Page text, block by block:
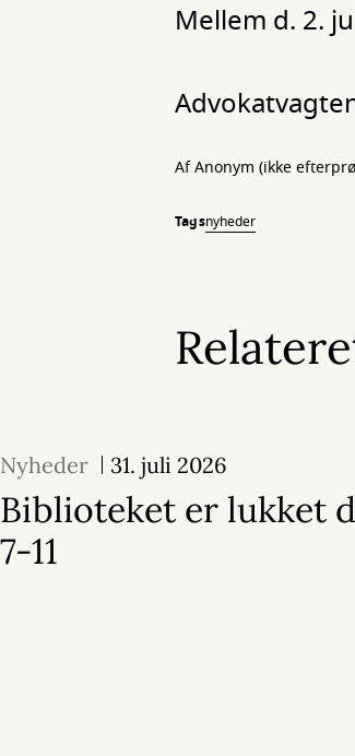
Mellem d. 2.
AfAnonym (ikke
Tagsnyheder
Nyheder 31. juli 2026
Biblioteket er lukket
7-11